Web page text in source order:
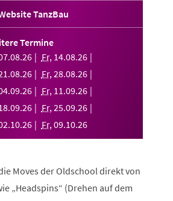
TanzBau
Termine
.08.26 Fr, 14.08.26
.08.26 Fr,28.08.26
.09.26 Fr, 11.09.26
.09.26 Fr,25.09.26
.10.26 Fr,09.10.26
Moves der Oldschool direkt von
„Headspins“ (Drehen auf dem